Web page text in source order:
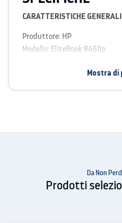
CARATTERISTICHE GENERALI
Produttore: HP
Modello: EliteBook 8460p
Larghezza: 33,8 centimetri
PROCESSORE
Frequenza di clock: 2,5 GHz
Dimensioni cache: 3MB
Mostra di
Da Non
Prodotti